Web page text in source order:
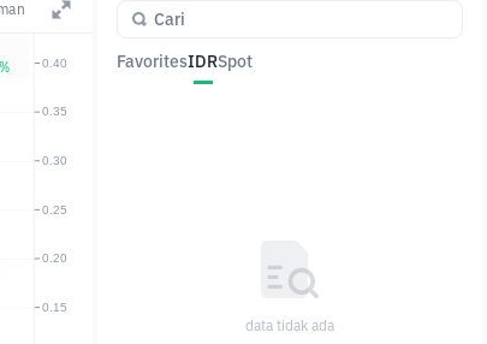
FavoritesIDRSpot
data tidak ada